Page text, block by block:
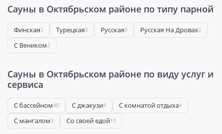
Сауны в Октябрьском районе по типу парной
Финская3 Турецкая3 Русская3 Русская На Дровах2
С Веником2
Сауны в Октябрьском районе по виду услуг и
сервиса
С бассейном40 С джакузи4 С комнатой отдыха4
С мангалом3 Со своей едой10